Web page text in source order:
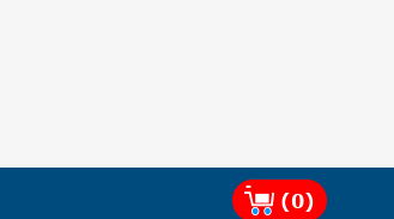
(0)